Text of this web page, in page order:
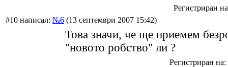
Регистриран
#10 написал: №6 (13 септември 2007 15:42)
Това значи, че ще приемем
"новото робство" ли ?
Регистриран